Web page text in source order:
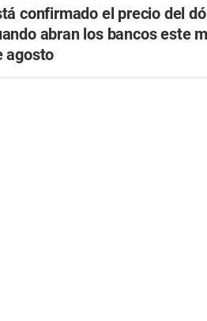
confirmado el precio del
abran los bancos este
agosto